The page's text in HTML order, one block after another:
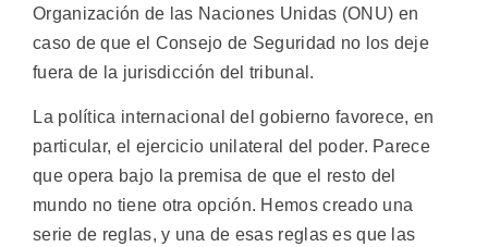
Organización de las Naciones Unidas (ONU) en
caso de que el Consejo de Seguridad no los deje
fuera de la jurisdicción del tribunal.
La política internacional del gobierno favorece, en
particular, el ejercicio unilateral del poder. Parece
que opera bajo la premisa de que el resto del
mundo no tiene otra opción. Hemos creado una
serie de reglas, y una de esas reglas es que las